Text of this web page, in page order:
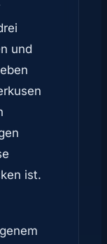
und
ist.